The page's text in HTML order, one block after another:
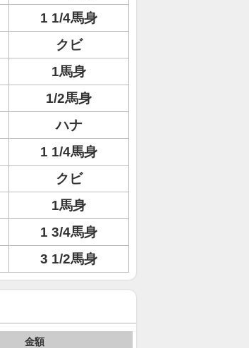
1 1/4馬身
クビ
1馬身
1/2馬身
ハナ
1 1/4馬身
クビ
1馬身
1 3/4馬身
3 1/2馬身
金額